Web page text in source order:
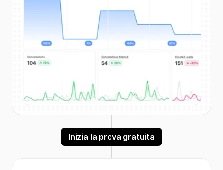
Inizia la prova gratuita